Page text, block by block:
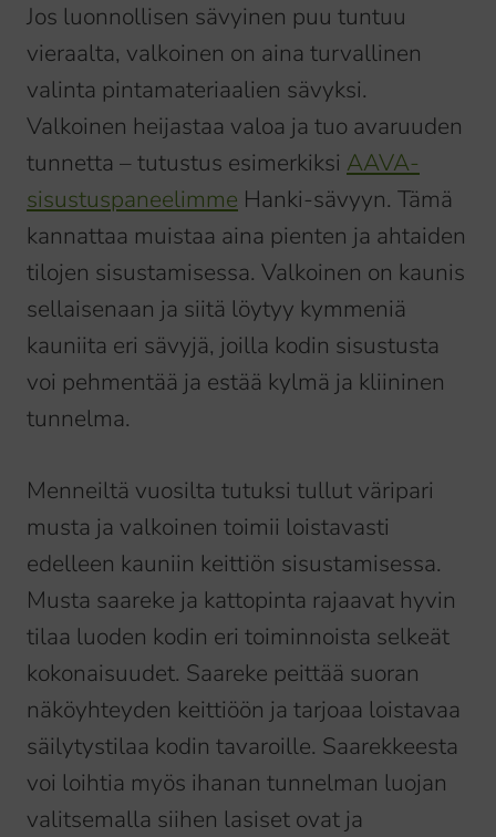
Jos luonnollisen sävyinen puu tuntuu
vieraalta, valkoinen on aina turvallinen
valinta pintamateriaalien sävyksi.
Valkoinen heijastaa valoa ja tuo avaruuden
tunnetta – tutustus esimerkiksi AAVA-
sisustuspaneelimme Hanki-sävyyn. Tämä
kannattaa muistaa aina pienten ja ahtaiden
tilojen sisustamisessa. Valkoinen on kaunis
sellaisenaan ja siitä löytyy kymmeniä
kauniita eri sävyjä, joilla kodin sisustusta
voi pehmentää ja estää kylmä ja kliininen
tunnelma.
Menneiltä vuosilta tutuksi tullut väripari
musta ja valkoinen toimii loistavasti
edelleen kauniin keittiön sisustamisessa.
Musta saareke ja kattopinta rajaavat hyvin
tilaa luoden kodin eri toiminnoista selkeät
kokonaisuudet. Saareke peittää suoran
näköyhteyden keittiöön ja tarjoaa loistavaa
säilytystilaa kodin tavaroille. Saarekkeesta
voi loihtia myös ihanan tunnelman luojan
valitsemalla siihen lasiset ovat ja